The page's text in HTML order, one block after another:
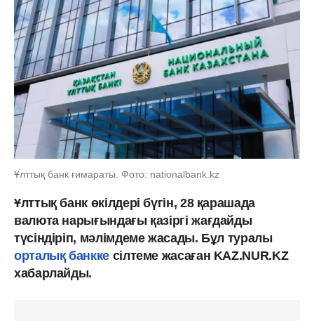
Ұлттық банк ғимараты. Фото: nationalbank.kz
Ұлттық банк өкілдері бүгін, 28 қарашада
валюта нарығындағы қазіргі жағдайды
түсіндіріп, мәлімдеме жасады. Бұл туралы
орталық банккесілтеме жасаған KAZ.NUR.KZ
хабарлайды.